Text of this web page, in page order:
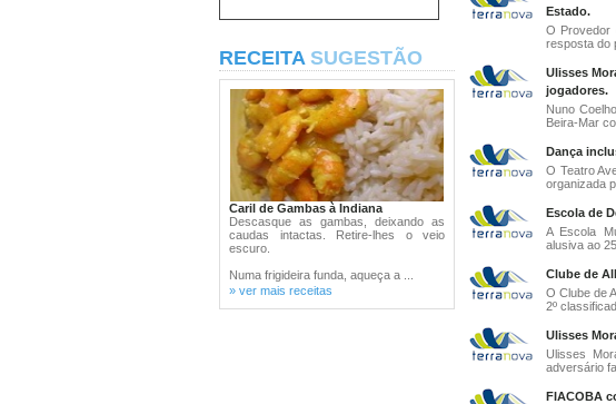
RECEITA SUGESTÃO
Caril de Gambas à Indiana
Descasque as gambas, deixando as
caudas intactas. Retire-lhes o veio
escuro.
Numa frigideira funda, aqueça a ...
» ver mais receitas
Estado.
O Provedor
resposta do
Ulisses
jogadores.
Nuno
Beira-Mar
Dança
O Teatro
organizada
Escola de
A Escola
alusiva ao
Clube de
O Clube de
2º
Ulisses
Ulisses
adversário
FIACOBA